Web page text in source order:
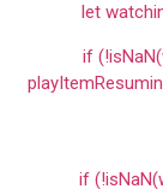
let
if
if